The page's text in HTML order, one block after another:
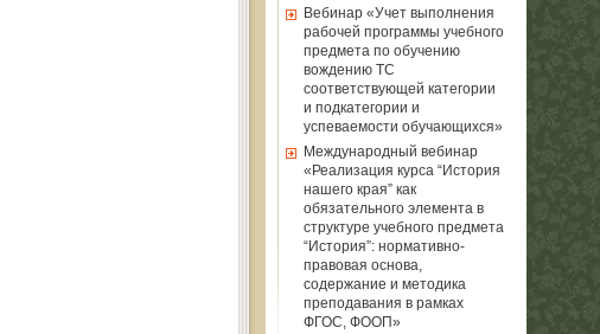
Вебинар «Учет выполнения
рабочей программы учебного
предмета по обучению
вождению ТС
соответствующей категории
и подкатегории и
успеваемости обучающихся»
Международный вебинар
«Реализация курса “История
нашего края” как
обязательного элемента в
структуре учебного предмета
“История”: нормативно-
правовая основа,
содержание и методика
преподавания в рамках
ФГОС, ФООП»